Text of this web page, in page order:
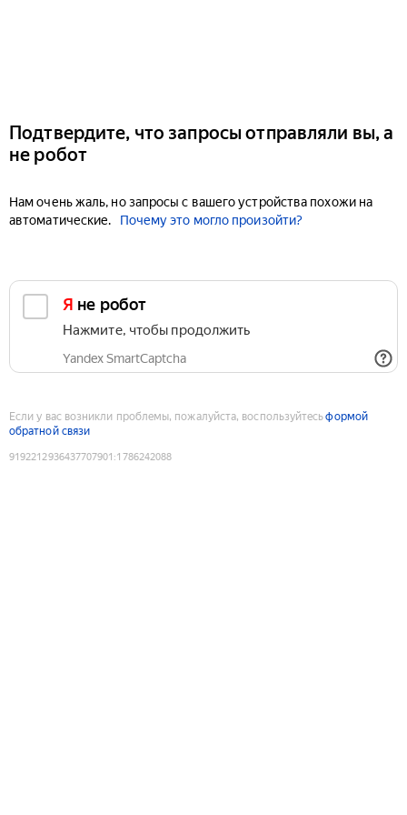
Подтвердите, что запросы отправляли вы, а
не робот
Нам очень жаль, но запросы с вашего устройства похожи на
автоматические.
Почему это могло произойти?
Я не робот
Нажмите, чтобы продолжить
Yandex SmartCaptcha
Если у вас возникли проблемы, пожалуйста, воспользуйтесьформой
обратной связи
9192212936437707901 :1786242088